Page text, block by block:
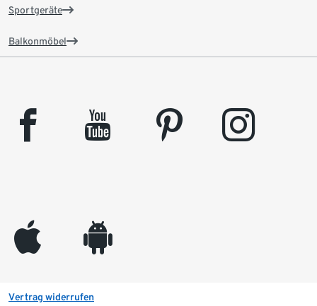
Sportgeräte
Balkonmöbel
facebook youtube pinterest instagram
appleinc android
Vertrag widerrufen